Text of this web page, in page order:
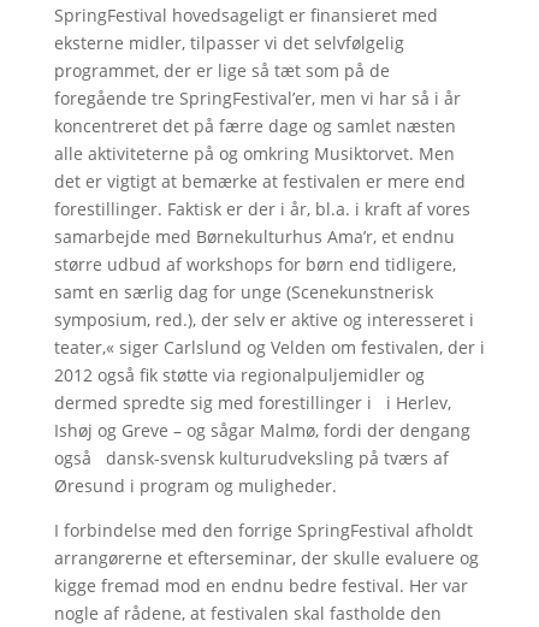
SpringFestival hovedsageligt er finansieret med
eksterne midler, tilpasser vi det selvfølgelig
programmet, der er lige så tæt som på de
foregående tre SpringFestival’er, men vi har så i år
koncentreret det på færre dage og samlet næsten
alle aktiviteterne på og omkring Musiktorvet. Men
det er vigtigt at bemærke at festivalen er mere end
forestillinger. Faktisk er der i år, bl.a. i kraft af vores
samarbejde med Børnekulturhus Ama’r, et endnu
større udbud af workshops for børn end tidligere,
samt en særlig dag for unge (Scenekunstnerisk
symposium, red.), der selv er aktive og interesseret i
teater,« siger Carlslund og Velden om festivalen, der i
2012 også fik støtte via regionalpuljemidler og
dermed spredte sig med forestillinger i i Herlev,
Ishøj og Greve – og sågar Malmø, fordi der dengang
også dansk-svensk kulturudveksling på tværs af
Øresund i program og muligheder.
I forbindelse med den forrige SpringFestival afholdt
arrangørerne et efterseminar, der skulle evaluere og
kigge fremad mod en endnu bedre festival. Her var
nogle af rådene, at festivalen skal fastholde den